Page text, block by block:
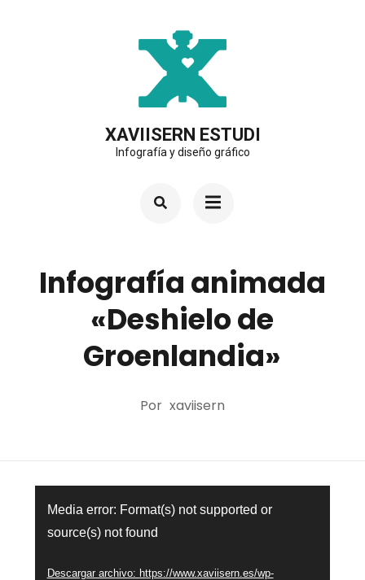
XAVIISERN ESTUDI
Infografía y diseño gráfico
Infografía animada
«Deshielo de
Groenlandia»
Por xaviisern
Reproductor
Media error: Format(s) not supported or
source(s) not found
Descargar archivo: https://www.xaviisern.es/wp-